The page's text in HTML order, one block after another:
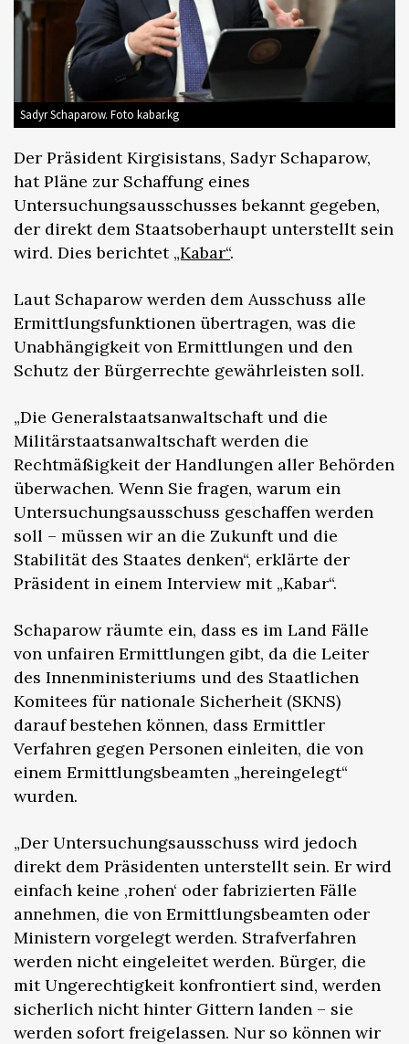
Sadyr Schaparow. Foto kabar.kg
Der Präsident Kirgisistans, Sadyr Schaparow,
hat Pläne zur Schaffung eines
Untersuchungsausschusses bekannt gegeben,
der direkt dem Staatsoberhaupt unterstellt sein
wird. Dies berichtet „Kabar“.
Laut Schaparow werden dem Ausschuss alle
Ermittlungsfunktionen übertragen, was die
Unabhängigkeit von Ermittlungen und den
Schutz der Bürgerrechte gewährleisten soll.
„Die Generalstaatsanwaltschaft und die
Militärstaatsanwaltschaft werden die
Rechtmäßigkeit der Handlungen aller Behörden
überwachen. Wenn Sie fragen, warum ein
Untersuchungsausschuss geschaffen werden
soll – müssen wir an die Zukunft und die
Stabilität des Staates denken“, erklärte der
Präsident in einem Interview mit „Kabar“.
Schaparow räumte ein, dass es im Land Fälle
von unfairen Ermittlungen gibt, da die Leiter
des Innenministeriums und des Staatlichen
Komitees für nationale Sicherheit (SKNS)
darauf bestehen können, dass Ermittler
Verfahren gegen Personen einleiten, die von
einem Ermittlungsbeamten „hereingelegt“
wurden.
„Der Untersuchungsausschuss wird jedoch
direkt dem Präsidenten unterstellt sein. Er wird
einfach keine ‚rohen‘ oder fabrizierten Fälle
annehmen, die von Ermittlungsbeamten oder
Ministern vorgelegt werden. Strafverfahren
werden nicht eingeleitet werden. Bürger, die
mit Ungerechtigkeit konfrontiert sind, werden
sicherlich nicht hinter Gittern landen – sie
werden sofort freigelassen. Nur so können wir